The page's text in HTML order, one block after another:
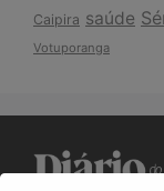
Caipira saúde
Votuporanga